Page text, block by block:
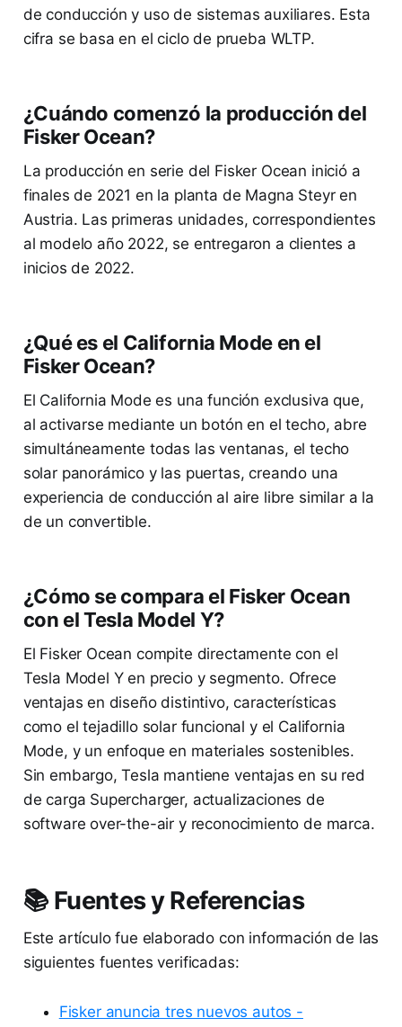
de conducción y uso de sistemas auxiliares. Esta
cifra se basa en el ciclo de prueba WLTP.
¿Cuándo comenzó la producción del
Fisker Ocean?
La producción en serie del Fisker Ocean inició a
finales de 2021 en la planta de Magna Steyr en
Austria. Las primeras unidades, correspondientes
al modelo año 2022, se entregaron a clientes a
inicios de 2022.
¿Qué es el California Mode en el
Fisker Ocean?
El California Mode es una función exclusiva que,
al activarse mediante un botón en el techo, abre
simultáneamente todas las ventanas, el techo
solar panorámico y las puertas, creando una
experiencia de conducción al aire libre similar a la
de un convertible.
¿Cómo se compara el Fisker Ocean
con el Tesla Model Y?
El Fisker Ocean compite directamente con el
Tesla Model Y en precio y segmento. Ofrece
ventajas en diseño distintivo, características
como el tejadillo solar funcional y el California
Mode, y un enfoque en materiales sostenibles.
Sin embargo, Tesla mantiene ventajas en su red
de carga Supercharger, actualizaciones de
software over-the-air y reconocimiento de marca.
📚 Fuentes y Referencias
Este artículo fue elaborado con información de las
siguientes fuentes verificadas:
Fisker anuncia tres nuevos autos -